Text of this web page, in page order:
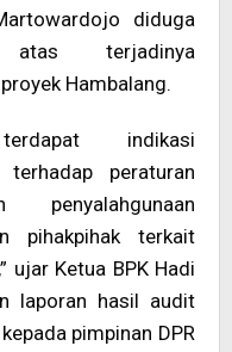
diduga
atas terjadinya
Hambalang.
indikasi
terhadap peraturan
penyalahgunaan
pihakpihak terkait
ujar Ketua BPK Hadi
laporan hasil audit
pimpinan DPR